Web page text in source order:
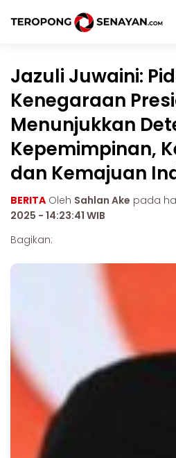
Jazuli Juwaini:
Kenegaraan
Menunjukkan
Kepemimpinan,
dan Kemajuan
BERITA Oleh Sahlan Ake pada
2025 - 14:23:41 WIB
Bagikan: